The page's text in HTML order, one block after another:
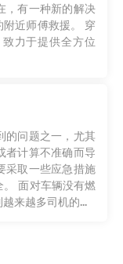
，有一种新的解决
近师傅救援。 穿
力于提供全方位
的问题之一，尤其
者计算不准确而导
采取一些应急措施
面对车辆没有燃
来越多司机的...